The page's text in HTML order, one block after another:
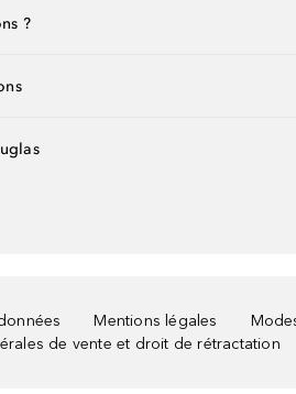
?
Mentions légales
de vente et droit de rétractation